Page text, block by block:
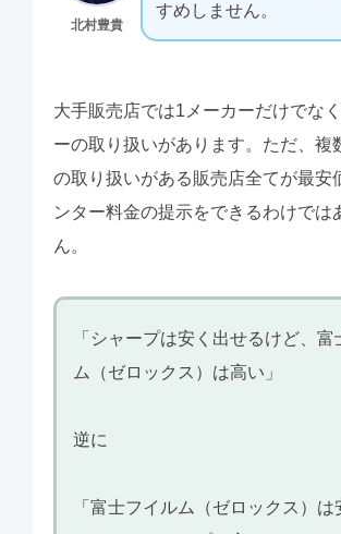
北村豊貴
すめしません。
大手販売店では1メーカーだけでな
ーの取り扱いがあります。ただ、複
の取り扱いがある販売店全てが最安
ンター料金の提示をできるわけでは
ん。
「シャープは安く出せるけど、富
ム（ゼロックス）は高い」
逆に
「富士フイルム（ゼロックス）は